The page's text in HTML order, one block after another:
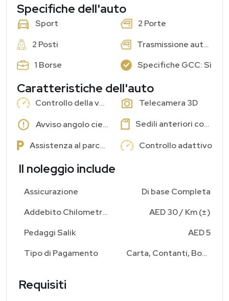
Specifiche dell'auto
Sport
2 Porte
2 Posti
Trasmissione automatica
1 Borse
Specifiche GCC: Sì
Caratteristiche dell'auto
Controllo della velocità di crociera
Telecamera 3D
Avviso angolo cieco
Sedili anteriori con memoria
Assistenza al parcheggio
Controllo adattivo
Il noleggio include
Assicurazione
Addebito Chilometraggio Aggiuntivo
Pedaggi Salik
Tipo di Pagamento
Di base Completa
AED 30 / Km (±)
AED 5
Carta, Contanti, Bonifico Bancario
Requisiti